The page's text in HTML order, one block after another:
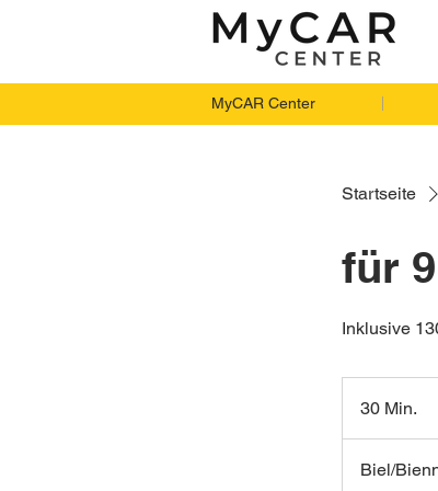
MyCAR Center
Startseite
für
Inklusive
30 Min.
0
Biel/